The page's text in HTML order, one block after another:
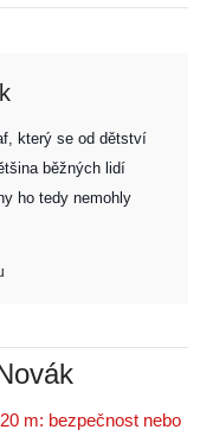
který se od dětství
běžných lidí
ho tedy nemohly
m: bezpečnost nebo